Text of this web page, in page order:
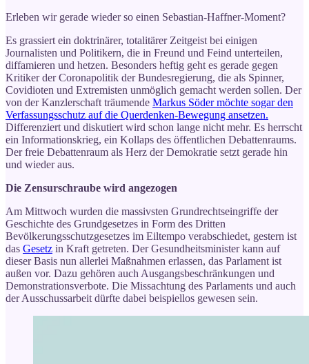
Erleben wir gerade wieder so einen Sebastian-Haffner-Moment?
Es grassiert ein doktrinärer, totalitärer Zeitgeist bei einigen
Journalisten und Politikern, die in Freund und Feind unterteilen,
diffamieren und hetzen. Besonders heftig geht es gerade gegen
Kritiker der Coronapolitik der Bundesregierung, die als Spinner,
Covidioten und Extremisten unmöglich gemacht werden sollen. Der
von der Kanzlerschaft träumende Markus Söder möchte sogar den
Verfassungsschutz auf die Querdenken-Bewegung ansetzen.
Differenziert und diskutiert wird schon lange nicht mehr. Es herrscht
ein Informationskrieg, ein Kollaps des öffentlichen Debattenraums.
Der freie Debattenraum als Herz der Demokratie setzt gerade hin
und wieder aus.
Die Zensurschraube wird angezogen
Am Mittwoch wurden die massivsten Grundrechtseingriffe der
Geschichte des Grundgesetzes in Form des Dritten
Bevölkerungsschutzgesetzes im Eiltempo verabschiedet, gestern ist
das Gesetz in Kraft getreten. Der Gesundheitsminister kann auf
dieser Basis nun allerlei Maßnahmen erlassen, das Parlament ist
außen vor. Dazu gehören auch Ausgangsbeschränkungen und
Demonstrationsverbote. Die Missachtung des Parlaments und auch
der Ausschussarbeit dürfte dabei beispiellos gewesen sein.